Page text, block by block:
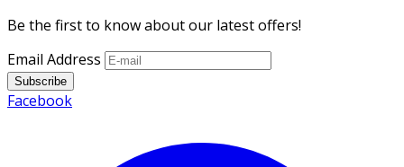
Be the first to know about our latest offers!
Email Address
Subscribe
Facebook